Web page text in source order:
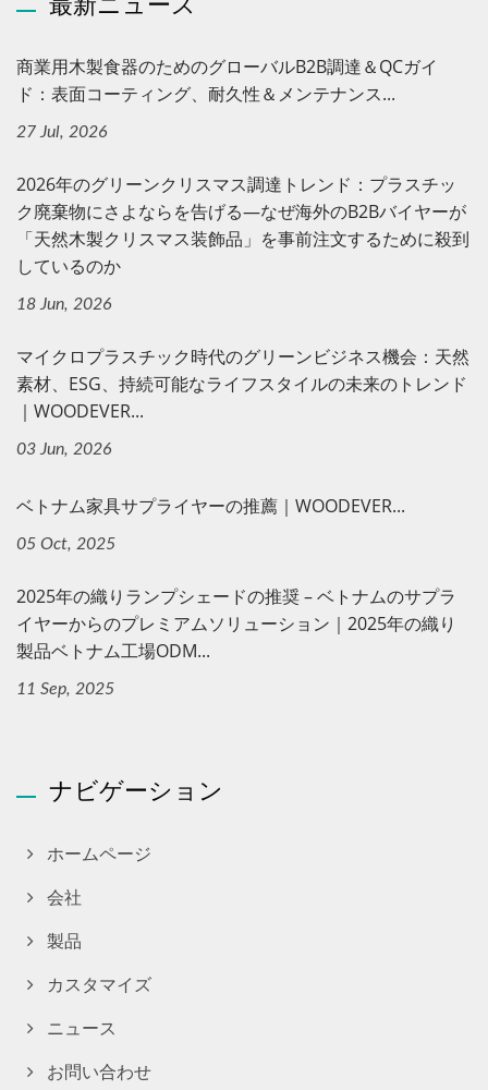
商業用木製食器のためのグローバルB2B調達＆QCガイ
ド：表面コーティング、耐久性＆メンテナンス...
27 Jul, 2026
2026年のグリーンクリスマス調達トレンド：プラスチッ
ク廃棄物にさよならを告げる—なぜ海外のB2Bバイヤーが
「天然木製クリスマス装飾品」を事前注文するために殺到
しているのか
18 Jun, 2026
マイクロプラスチック時代のグリーンビジネス機会：天然
素材、ESG、持続可能なライフスタイルの未来のトレンド
｜WOODEVER...
03 Jun, 2026
ベトナム家具サプライヤーの推薦｜WOODEVER...
05 Oct, 2025
2025年の織りランプシェードの推奨 – ベトナムのサプラ
イヤーからのプレミアムソリューション｜2025年の織り
製品ベトナム工場ODM...
11 Sep, 2025
ナビゲーション
ホームページ
会社
製品
カスタマイズ
ニュース
お問い合わせ